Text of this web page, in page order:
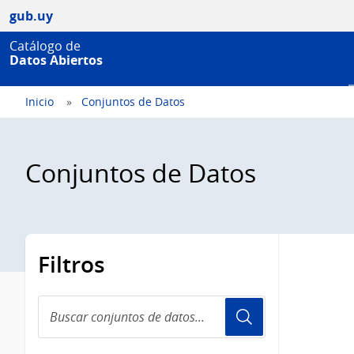
gub.uy
Catálogo de
Datos Abiertos
Inicio Conjuntos de Datos
Conjuntos de Datos
Filtros
conjuntos
de